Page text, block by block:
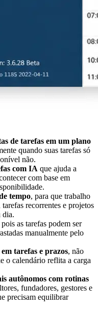
de tarefas em um plano
quando suas tarefas só
não.
com IA que ajuda a
com base em
tempo, para que trabalho
recorrentes e projetos
dia.
pois as tarefas podem ser
manualmente pelo
tarefas e prazos, não
o calendário reflita a carga
autônomos com rotinas
fundadores, gestores e
precisam equilibrar